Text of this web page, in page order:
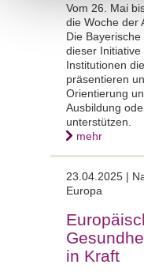
Vom 26. Mai
die Woche der
Die
dieser
Institutionen
präsentieren
Orientierung
Ausbildung
unterstützen.
mehr
23.04.2025 |
Europa
in Kraft